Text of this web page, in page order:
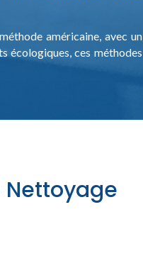
américaine, avec un
écologiques, ces méthodes
Nettoyage